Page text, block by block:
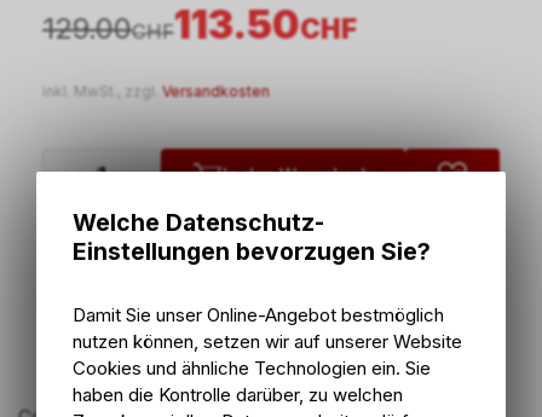
113.50CHF
129.00CHF
inkl. MwSt., zzgl. Versandkosten
In den Warenkorb
2 - 5 Tage ab externem Lager
Versand
2 - 5 Tage ab externem Lager
Welche Datenschutz-
Einstellungen bevorzugen Sie?
Damit Sie unser Online-Angebot bestmöglich
nutzen können, setzen wir auf unserer Website
Cookies und ähnliche Technologien ein. Sie
haben die Kontrolle darüber, zu welchen